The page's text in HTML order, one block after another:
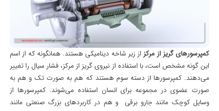
کمپرسورهای گریز از مرکز از زیر شاخه دینامیکی هستند. همانگونه که از اسم
این گونه مشخص است، با استفاده از نیروی گریز از مرکز، فشار سیال را تغییر
می‌دهند. کمپرسور‌ها از دسته سوم هستند که هم به صورت تک و هم به
صورت عضوی در مجموعه برای انسان استفاده می‌شوند. کمپرسور‌ها از
وسایل کوچک مانند جارو برقی و هم در کاربرد‍‌های بزرگ صنعتی مانند